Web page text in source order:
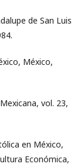
de San Luis
México,
vol. 23,
en México,
Económica,